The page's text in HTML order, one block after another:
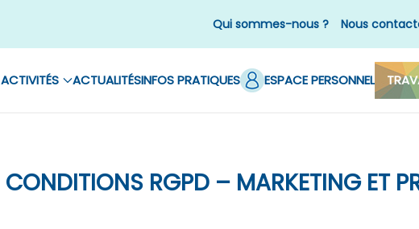
Qui sommes-nous ? Nous
ACTIVITÉS ACTUALITÉSINFOS PRATIQUES ESPACE PERSONNEL
CONDITIONS RGPD – MARKETING ET